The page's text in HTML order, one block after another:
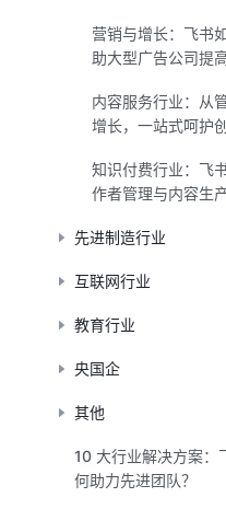
营销与增长：飞书
助大型广告公司提
内容服务行业：从
增长，一站式呵护
知识付费行业：飞
作者管理与内容生
先进制造行业
互联网行业
教育行业
央国企
其他
10 大行业解决方案：
何助力先进团队？